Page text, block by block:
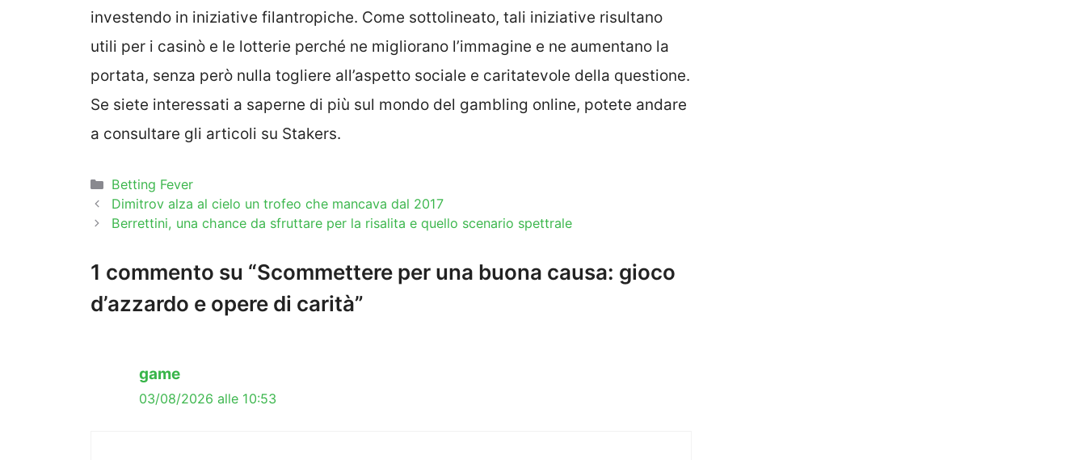
investendo in iniziative filantropiche. Come sottolineato, tali iniziative risultano
utili per i casinò e le lotterie perché ne migliorano l’immagine e ne aumentano la
portata, senza però nulla togliere all’aspetto sociale e caritatevole della questione.
Se siete interessati a saperne di più sul mondo del gambling online, potete andare
a consultare gli articoli su Stakers.
Categorie
Betting Fever
Dimitrov alza al cielo un trofeo che mancava dal 2017
Berrettini, una chance da sfruttare per la risalita e quello scenario spettrale
1 commento su “Scommettere per una buona causa: gioco
d’azzardo e opere di carità”
game
03/08/2026 alle 10:53